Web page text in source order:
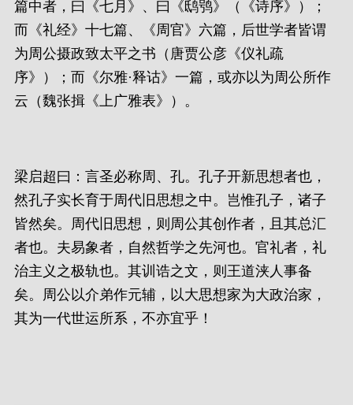
篇中者，曰《七月》、曰《鸱鸮》（《诗序》）；
而《礼经》十七篇、《周官》六篇，后世学者皆谓
为周公摄政致太平之书（唐贾公彦《仪礼疏
序》）；而《尔雅·释诂》一篇，或亦以为周公所作
云（魏张揖《上广雅表》）。
梁启超曰：言圣必称周、孔。孔子开新思想者也，
然孔子实长育于周代旧思想之中。岂惟孔子，诸子
皆然矣。周代旧思想，则周公其创作者，且其总汇
者也。夫易象者，自然哲学之先河也。官礼者，礼
治主义之极轨也。其训诰之文，则王道浃人事备
矣。周公以介弟作元辅，以大思想家为大政治家，
其为一代世运所系，不亦宜乎！